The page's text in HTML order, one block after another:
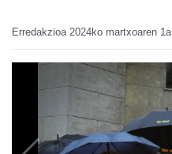
Erredakzioa 2024ko martxoaren 1a